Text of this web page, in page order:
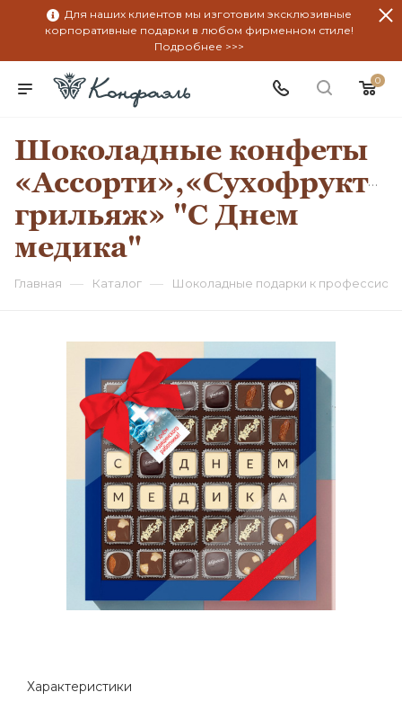
Для наших клиентов мы изготовим эксклюзивные
корпоративные подарки в любом фирменном стиле!
Подробнее >>>
0
Шоколадные конфеты
грильяж» "С Днем
медика"
Главная — Каталог — Шоколадные подарки к
Характеристики